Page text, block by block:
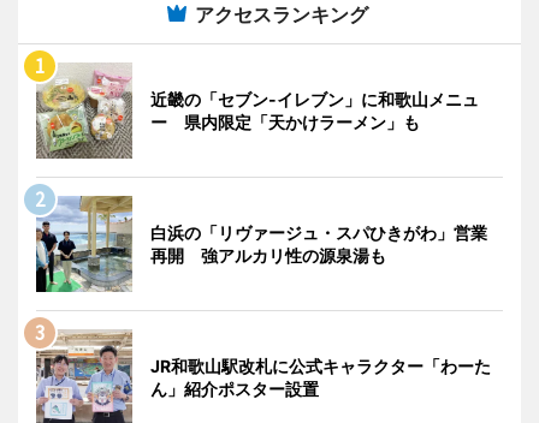
アクセスランキング
近畿の「セブン-イレブン」に和歌山メニュ
ー 県内限定「天かけラーメン」も
白浜の「リヴァージュ・スパひきがわ」営業
再開 強アルカリ性の源泉湯も
JR和歌山駅改札に公式キャラクター「わーた
ん」紹介ポスター設置